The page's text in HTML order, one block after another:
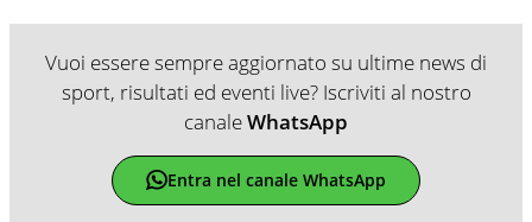
Vuoi essere sempre aggiornato su ultime news di
sport, risultati ed eventi live? Iscriviti al nostro
canaleWhatsApp
Entra nel canale WhatsApp